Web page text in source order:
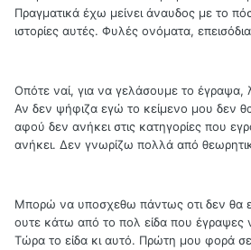
Πραγματικά έχω μείνει άναυδος με το
ιστορίες αυτές. Φυλές ονόματα,
Οπότε ναί, για να γελάσουμε το έγραψα,
Αν δεν ψήφιζα εγώ το κείμενο μου δεν
αφού δεν ανήκει στις κατηγορίες που
ανήκει. Δεν γνωρίζω πολλά από
Μπορώ να υποσχεθω πάντως οτι δεν θα
ουτε κάτω από το πολ είδα που
Τώρα το είδα κι αυτό. Πρώτη μου φορά